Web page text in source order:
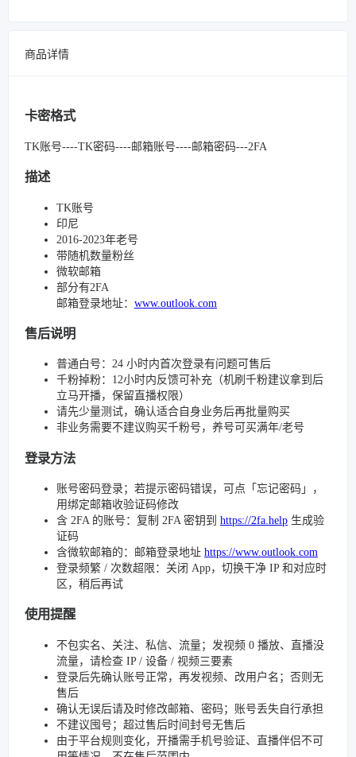
商品详情
卡密格式
TK账号----TK密码----邮箱账号----邮箱密码---2FA
描述
TK账号
印尼
2016-2023年老号
带随机数量粉丝
微软邮箱
部分有2FA
邮箱登录地址： www.outlook.com
售后说明
普通白号：24 小时内首次登录有问题可售后
千粉掉粉：12小时内反馈可补充（机刷千粉建议拿到后
立马开播，保留直播权限）
请先少量测试，确认适合自身业务后再批量购买
非业务需要不建议购买千粉号，养号可买满年/老号
登录方法
账号密码登录；若提示密码错误，可点「忘记密码」，
用绑定邮箱收验证码修改
含 2FA 的账号：复制 2FA 密钥到 https://2fa.help 生成验
证码
含微软邮箱的：邮箱登录地址 https://www.outlook.com
登录频繁 / 次数超限：关闭 App，切换干净 IP 和对应时
区，稍后再试
使用提醒
不包实名、关注、私信、流量；发视频 0 播放、直播没
流量，请检查 IP / 设备 / 视频三要素
登录后先确认账号正常，再发视频、改用户名；否则无
售后
确认无误后请及时修改邮箱、密码；账号丢失自行承担
不建议囤号；超过售后时间封号无售后
由于平台规则变化，开播需手机号验证、直播伴侣不可